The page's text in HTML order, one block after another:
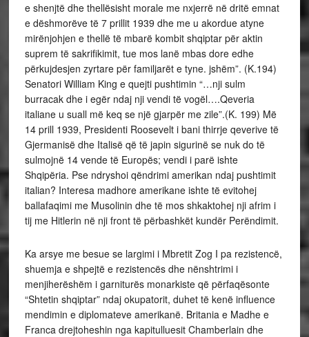
e shenjtë dhe thellësisht morale me nxjerrë në dritë emnat
e dëshmorëve të 7 prillit 1939 dhe me u akordue atyne
mirënjohjen e thellë të mbarë kombit shqiptar për aktin
suprem të sakrifikimit, tue mos lanë mbas dore edhe
përkujdesjen zyrtare për familjarët e tyne. jshëm”. (K.194)
Senatori William King e quejti pushtimin “…nji sulm
burracak dhe i egër ndaj nji vendi të vogël….Qeveria
italiane u suall më keq se një gjarpër me zile”.(K. 199) Më
14 prill 1939, Presidenti Roosevelt i bani thirrje qeverive të
Gjermanisë dhe Italisë që të japin sigurinë se nuk do të
sulmojnë 14 vende të Europës; vendi i parë ishte
Shqipëria. Pse ndryshoi qëndrimi amerikan ndaj pushtimit
italian? Interesa madhore amerikane ishte të evitohej
ballafaqimi me Musolinin dhe të mos shkaktohej nji afrim i
tij me Hitlerin në nji front të përbashkët kundër Perëndimit.
Ka arsye me besue se largimi i Mbretit Zog I pa rezistencë,
shuemja e shpejtë e rezistencës dhe nënshtrimi i
menjiherëshëm i garniturës monarkiste që përfaqësonte
“Shtetin shqiptar” ndaj okupatorit, duhet të kenë influence
mendimin e diplomateve amerikanë. Britania e Madhe e
Franca drejtoheshin nga kapitulluesit Chamberlain dhe